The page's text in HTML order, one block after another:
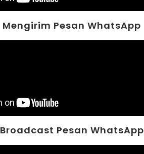
Mengirim Pesan WhatsApp
Broadcast Pesan WhatsApp